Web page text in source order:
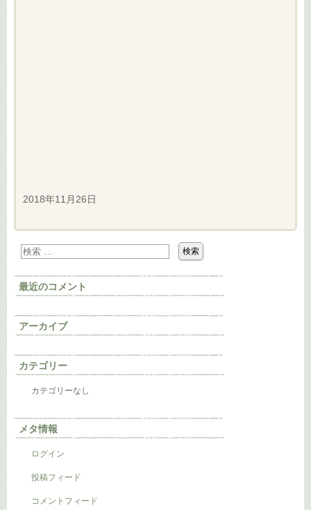
2018年11月26日
最近のコメント
アーカイブ
カテゴリー
カテゴリーなし
メタ情報
ログイン
投稿フィード
コメントフィード